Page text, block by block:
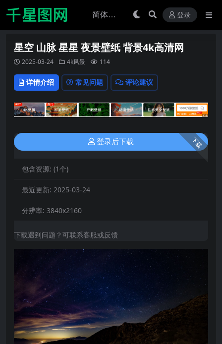
登录
星空 山脉 星星 夜景壁纸 背景4k高清网
2025-03-24 4k风景 114
详情介绍 常见问题 评论建议
下载
登录后下载
包含资源: (1个)
最近更新: 2025-03-24
分辨率: 3840x2160
下载遇到问题？可联系客服或反馈